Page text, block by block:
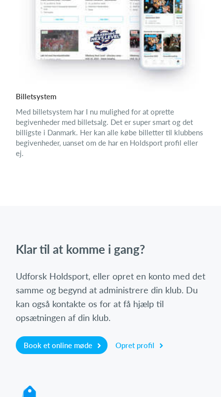
Billetsystem
Med billetsystem har I nu mulighed for at oprette
begivenheder med billetsalg. Det er super smart og det
billigste i Danmark. Her kan alle købe billetter til klubbens
begivenheder, uanset om de har en Holdsport profil eller
ej.
Klar til at komme i gang?
Udforsk Holdsport, eller opret en konto med det
samme og begynd at administrere din klub. Du
kan også kontakte os for at få hjælp til
opsætningen af din klub.
Book et online møde Opret profil